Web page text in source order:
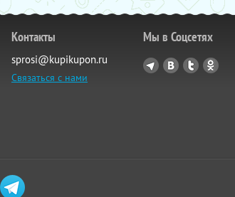
Контакты
sprosi@kupikupon.ru
Связаться с нами
Мы в Соцсетях